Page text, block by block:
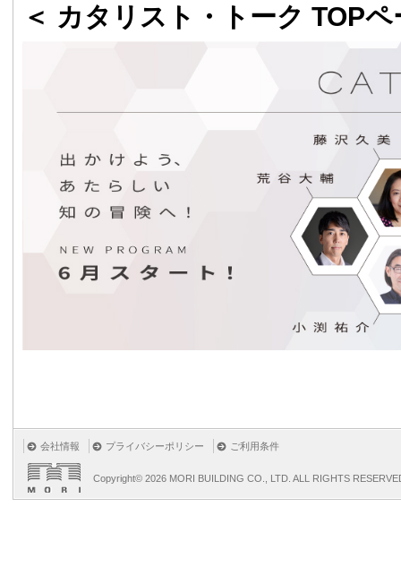
＜ カタリスト・トーク TOPペ
会社情報 プライバシーポリシー ご利用条件
Copyright© 2026 MORI BUILDING CO., LTD. ALL RIGHTS